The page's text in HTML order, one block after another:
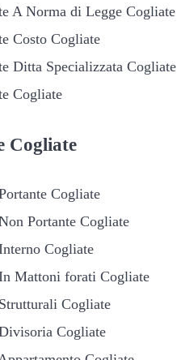
A Norma di Legge Cogliate
Costo Cogliate
Ditta Specializzata Cogliate
Cogliate
Cogliate
Cogliate
Portante Cogliate
Cogliate
Mattoni forati Cogliate
Cogliate
Cogliate